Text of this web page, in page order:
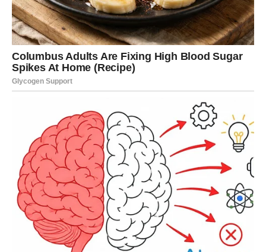
moja žena zauvijek boraviti u mojim mislima. Bol je duboka.
BONUS ČLANAK:
Istaknuti liječnik preporučuje da pojedinci konzumiraju 1
šalicu kako bi učinkovito očistili sluz iz nosnih prolaza,
prsa i pluća.
Ako se ne osjećate dobro i osjećate začepljenost nosa ili
nakupljanje sluzi u bronhima, razmislite o korištenju ovog
prirodnog lijeka. Uz samo nekoliko lako dostupnih sastojaka
kod kuće, mogli biste biti ugodno iznenađeni rezultatima.